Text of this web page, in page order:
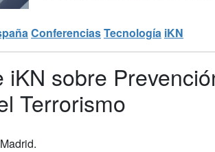
ConferenciasTecnología iKN
iKN sobre
Terrorismo